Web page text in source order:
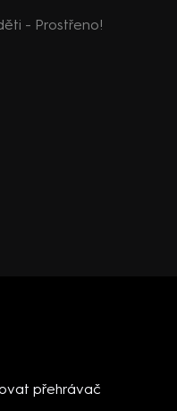
- Prostřeno!
přehrávač